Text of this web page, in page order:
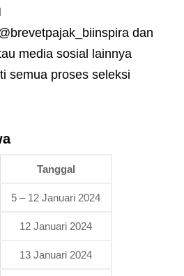
dan
media sosial lainnya
semua proses seleksi
Tanggal
5 – 12 Januari 2024
12 Januari 2024
13 Januari 2024